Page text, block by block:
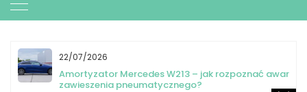
22/07/2026
Amortyzator Mercedes W213 – jak rozpoznać awarię
zawieszenia pneumatycznego?